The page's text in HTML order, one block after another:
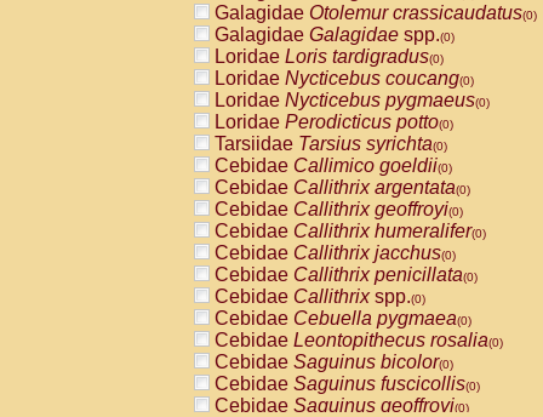
Galagidae Otolemur crassicaudatus(0)
Galagidae Galagidae spp.(0)
Loridae Loris tardigradus(0)
Loridae Nycticebus coucang(0)
Loridae Nycticebus pygmaeus(0)
Loridae Perodicticus potto(0)
Tarsiidae Tarsius syrichta(0)
Cebidae Callimico goeldii(0)
Cebidae Callithrix argentata(0)
Cebidae Callithrix geoffroyi(0)
Cebidae Callithrix humeralifer(0)
Cebidae Callithrix jacchus(0)
Cebidae Callithrix penicillata(0)
Cebidae Callithrixspp.(0)
Cebidae Cebuella pygmaea(0)
Cebidae Leontopithecus rosalia(0)
Cebidae Saguinus bicolor(0)
Cebidae Saguinus fuscicollis(0)
Cebidae Saguinus geoffroyi(0)